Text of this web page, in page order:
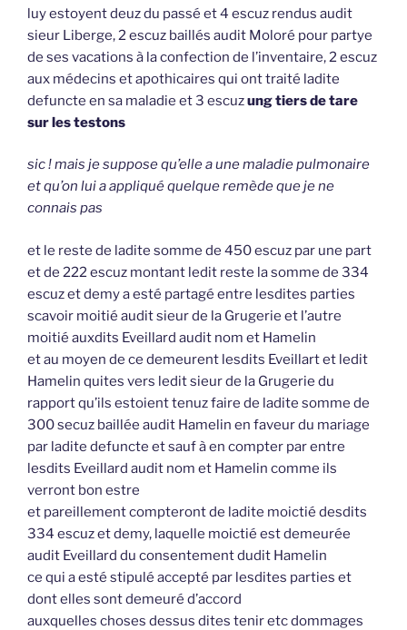
luy estoyent deuz du passé et 4 escuz rendus audit
sieur Liberge, 2 escuz baillés audit Moloré pour partye
de ses vacations à la confection de l’inventaire, 2 escuz
aux médecins et apothicaires qui ont traité ladite
defuncte en sa maladie et 3 escuzung tiers de tare
sur les testons
sic ! mais je suppose qu’elle a une maladie pulmonaire
et qu’on lui a appliqué quelque remède que je ne
connais pas
et le reste de ladite somme de 450 escuz par une part
et de 222 escuz montant ledit reste la somme de 334
escuz et demy a esté partagé entre lesdites parties
scavoir moitié audit sieur de la Grugerie et l’autre
moitié auxdits Eveillard audit nom et Hamelin
et au moyen de ce demeurent lesdits Eveillart et ledit
Hamelin quites vers ledit sieur de la Grugerie du
rapport qu’ils estoient tenuz faire de ladite somme de
300 secuz baillée audit Hamelin en faveur du mariage
par ladite defuncte et sauf à en compter par entre
lesdits Eveillard audit nom et Hamelin comme ils
verront bon estre
et pareillement compteront de ladite moictié desdits
334 escuz et demy, laquelle moictié est demeurée
audit Eveillard du consentement dudit Hamelin
ce qui a esté stipulé accepté par lesdites parties et
dont elles sont demeuré d’accord
auxquelles choses dessus dites tenir etc dommages